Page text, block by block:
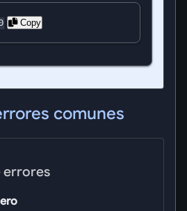
Copy
comunes
errores